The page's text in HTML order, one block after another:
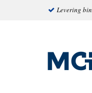
Levering